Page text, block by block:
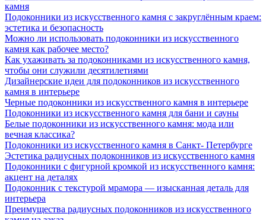
камня
Подоконники из искусственного камня с закруглённым краем:
эстетика и безопасность
Можно ли использовать подоконники из искусственного
камня как рабочее место?
Как ухаживать за подоконниками из искусственного камня,
чтобы они служили десятилетиями
Дизайнерские идеи для подоконников из искусственного
камня в интерьере
Черные подоконники из искусственного камня в интерьере
Подоконники из искусственного камня для бани и сауны
Белые подоконники из искусственного камня: мода или
вечная классика?
Подоконники из искусственного камня в Санкт- Петербурге
Эстетика радиусных подоконников из искусственного камня
Подоконники с фигурной кромкой из искусственного камня:
акцент на деталях
Подоконник с текстурой мрамора — изысканная деталь для
интерьера
Преимущества радиусных подоконников из искусственного